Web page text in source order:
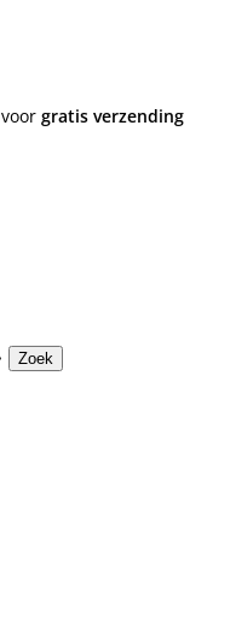
gratis verzending
Zoek